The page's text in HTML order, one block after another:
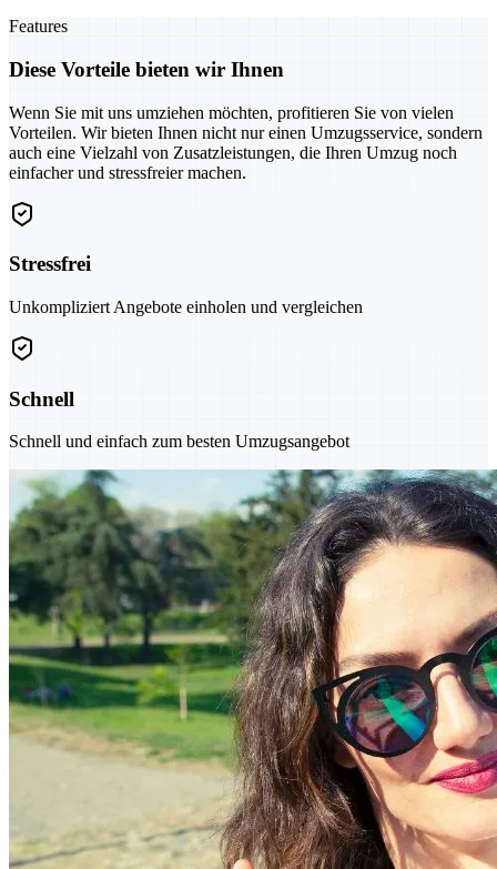
Features
Diese Vorteile bieten wir Ihnen
Wenn Sie mit uns umziehen möchten, profitieren Sie von vielen
Vorteilen. Wir bieten Ihnen nicht nur einen Umzugsservice, sondern
auch eine Vielzahl von Zusatzleistungen, die Ihren Umzug noch
einfacher und stressfreier machen.
Stressfrei
Unkompliziert Angebote einholen und vergleichen
Schnell
Schnell und einfach zum besten Umzugsangebot